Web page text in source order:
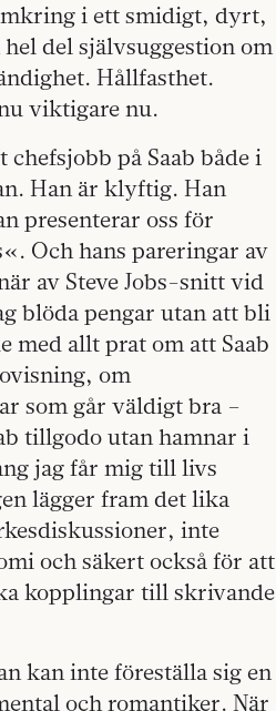
i ett smidigt, dyrt,
del självsuggestion om
Hållfasthet.
viktigare nu.
på Saab både i
Han är klyftig. Han
presenterar oss för
Och hans pareringar av
av Steve Jobs-snitt vid
blöda pengar utan att bli
med allt prat om att Saab
om
som går väldigt bra –
tillgodo utan hamnar i
jag får mig till livs
lägger fram det lika
inte
och säkert också för att
kopplingar till skrivande
kan inte föreställa sig en
och romantiker. När